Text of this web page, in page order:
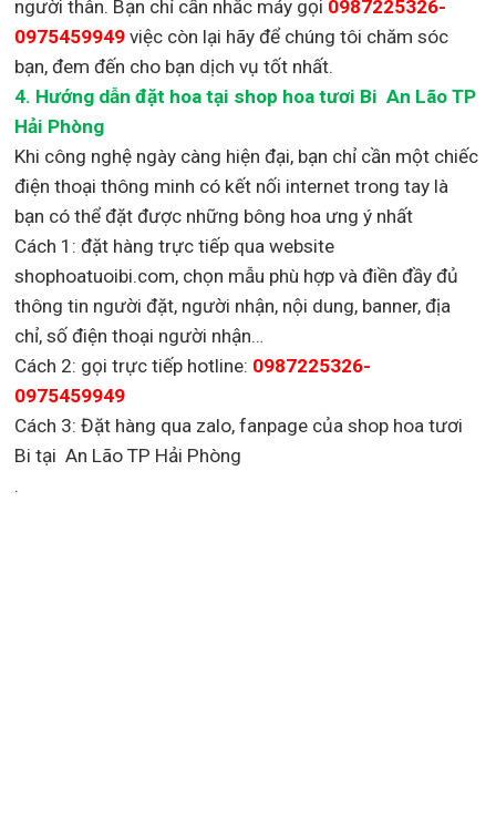
người thân. Bạn chỉ cần nhắc máy gọi 0987225326-
0975459949việc còn lại hãy để chúng tôi chăm sóc
bạn, đem đến cho bạn dịch vụ tốt nhất.
4. Hướng dẫn đặt hoa tại shop hoa tươi Bi An Lão TP
Hải Phòng
Khi công nghệ ngày càng hiện đại, bạn chỉ cần một chiếc
điện thoại thông minh có kết nối internet trong tay là
bạn có thể đặt được những bông hoa ưng ý nhất
Cách 1: đặt hàng trực tiếp qua website
shophoatuoibi.com, chọn mẫu phù hợp và điền đầy đủ
thông tin người đặt, người nhận, nội dung, banner, địa
chỉ, số điện thoại người nhận…
Cách 2: gọi trực tiếp hotline: 0987225326-
0975459949
Cách 3: Đặt hàng qua zalo, fanpage của shop hoa tươi
Bi tại An Lão TP Hải Phòng
.